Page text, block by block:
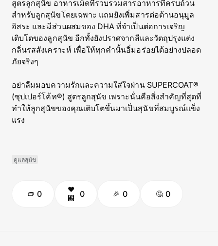
สูตรลูกสุนัข อาหารเม็ดที่รวบรวมสารอาหารที่ครบถ้วน
สำหรับลูกสุนัขโดยเฉพาะ แถมยังเพิ่มสารต่อต้านอนุมูล
อิสระ และมีส่วนผสมของ DHA ที่จำเป็นต่อการเจริญ
เติบโตของลูกสุนัข อีกทั้งยังปราศจากสีและวัตถุปรุงแต่ง
กลิ่นรสสังเคราะห์ เพื่อให้ทุกคำนั้นอิ่มอร่อยได้อย่างปลอด
ภัยจริงๆ
อย่าลืมมอบความรักและความใส่ใจผ่าน SUPERCOAT®
(ซุปเปอร์โค้ท®) สูตรลูกสุนัข เพราะนั่นคือสิ่งสำคัญที่สุดที่
ทำให้ลูกสุนัขของคุณเติบโตขึ้นมาเป็นสุนัขที่สมบูรณ์แข็ง
แรง
ดูแลสุนัข
0 0 0 0